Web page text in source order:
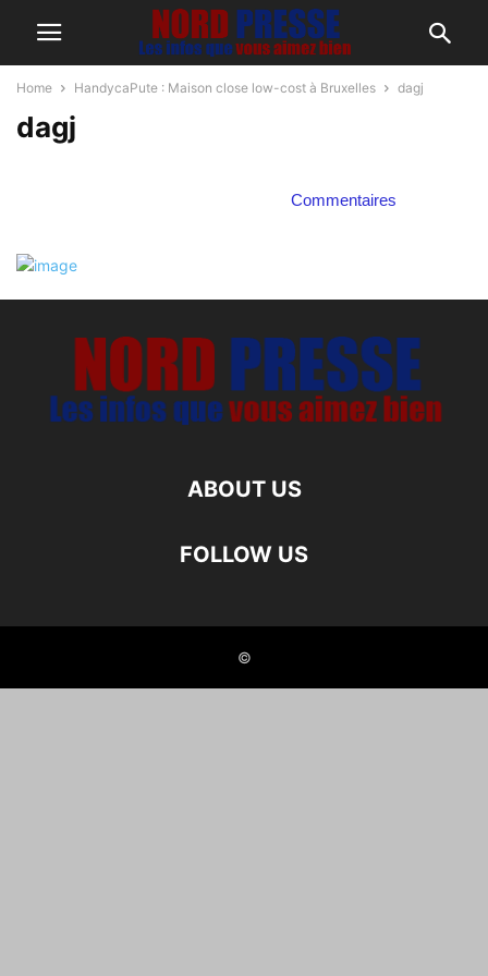
Home HandycaPute : Maison close low-cost à Bruxelles dagj
dagj
Commentaires
ABOUT US
FOLLOW US
©